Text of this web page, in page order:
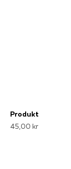
Produkt
45,00 kr